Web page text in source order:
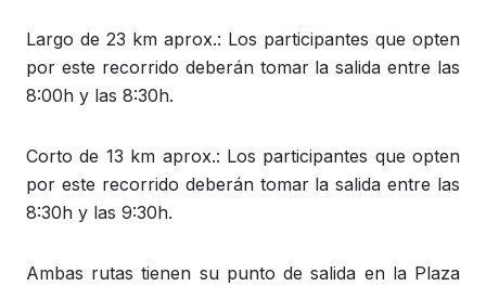
Largo de 23 km aprox.: Los participantes que opten
por este recorrido deberán tomar la salida entre las
8:00h y las 8:30h.
Corto de 13 km aprox.: Los participantes que opten
por este recorrido deberán tomar la salida entre las
8:30h y las 9:30h.
Ambas rutas tienen su punto de salida en la Plaza